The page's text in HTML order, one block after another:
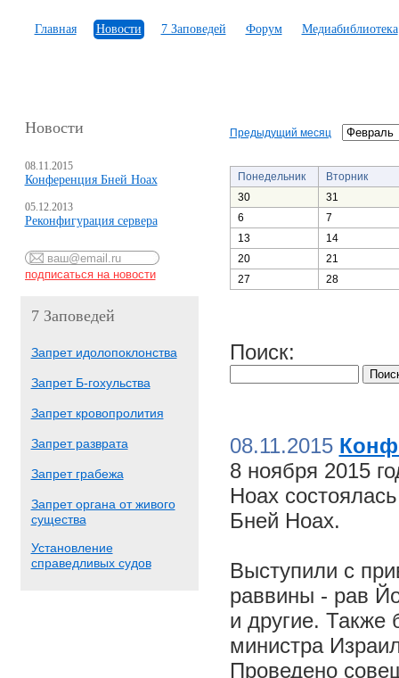
Главная Новости 7 Заповедей Форум Медиабиблиотека
Новости
08.11.2015
Конференция Бней Ноах
05.12.2013
Реконфигурация сервера
7 Заповедей
Запрет идолопоклонства
Запрет Б-гохульства
Запрет кровопролития
Запрет разврата
Запрет грабежа
Запрет органа от живого
существа
Установление
справедливых судов
Предыдущий месяц
Понедельник
Вторник
30
31
6
7
13
14
20
21
27
28
Поиск:
08.11.2015
8 ноября 2015
Ноах
Бней Ноах.
Выступили с
раввины - рав
и другие. Также
министра
Проведено